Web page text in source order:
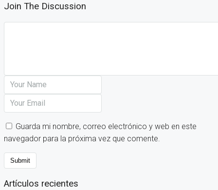
Join The Discussion
Guarda mi nombre, correo electrónico y web en este
navegador para la próxima vez que comente.
Artículos recientes